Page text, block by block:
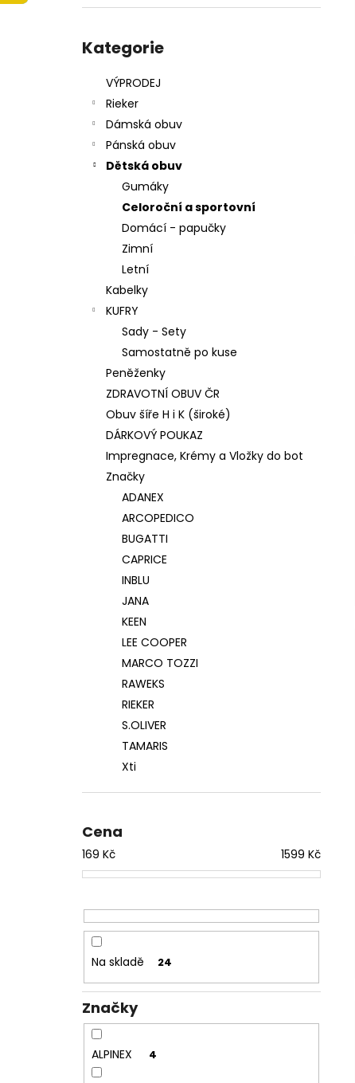
kategorie
Kategorie
VÝPRODEJ
Rieker
Dámská obuv
Pánská obuv
Dětská obuv
Gumáky
Celoroční a sportovní
Domácí - papučky
Zimní
Letní
Kabelky
KUFRY
Sady - Sety
Samostatně po kuse
Peněženky
ZDRAVOTNÍ OBUV ČR
Obuv šíře H i K (široké)
DÁRKOVÝ POUKAZ
Impregnace, Krémy a Vložky do bot
Značky
ADANEX
ARCOPEDICO
BUGATTI
CAPRICE
INBLU
JANA
KEEN
LEE COOPER
MARCO TOZZI
RAWEKS
RIEKER
S.OLIVER
TAMARIS
Xti
Cena
169 Kč 1599 Kč
Na skladě 24
Značky
ALPINEX 4
699 Kč